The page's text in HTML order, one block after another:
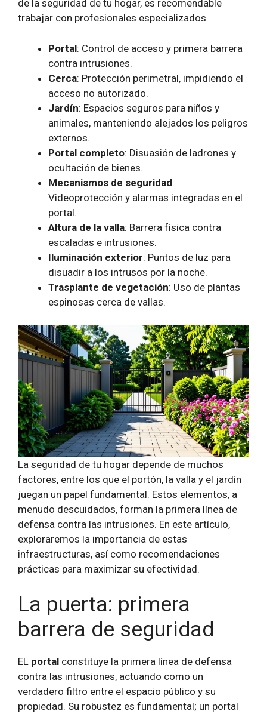
de la seguridad de tu hogar, es recomendable
trabajar con profesionales especializados.
Portal: Control de acceso y primera barrera
contra intrusiones.
Cerca: Protección perimetral, impidiendo el
acceso no autorizado.
Jardín: Espacios seguros para niños y
animales, manteniendo alejados los peligros
externos.
Portal completo: Disuasión de ladrones y
ocultación de bienes.
Mecanismos de seguridad:
Videoprotección y alarmas integradas en el
portal.
Altura de la valla: Barrera física contra
escaladas e intrusiones.
Iluminación exterior: Puntos de luz para
disuadir a los intrusos por la noche.
Trasplante de vegetación: Uso de plantas
espinosas cerca de vallas.
La seguridad de tu hogar depende de muchos
factores, entre los que el portón, la valla y el jardín
juegan un papel fundamental. Estos elementos, a
menudo descuidados, forman la primera línea de
defensa contra las intrusiones. En este artículo,
exploraremos la importancia de estas
infraestructuras, así como recomendaciones
prácticas para maximizar su efectividad.
La puerta: primera
barrera de seguridad
EL portal constituye la primera línea de defensa
contra las intrusiones, actuando como un
verdadero filtro entre el espacio público y su
propiedad. Su robustez es fundamental; un portal